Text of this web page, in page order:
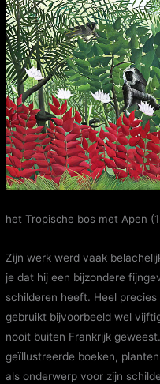
het Tropische bos met Apen
Zijn werk werd vaak
je dat hij een bijzondere
schilderen heeft. Heel
gebruikt bijvoorbeeld wel
nooit buiten Frankrijk
geïllustreerde boeken,
als onderwerp voor zijn